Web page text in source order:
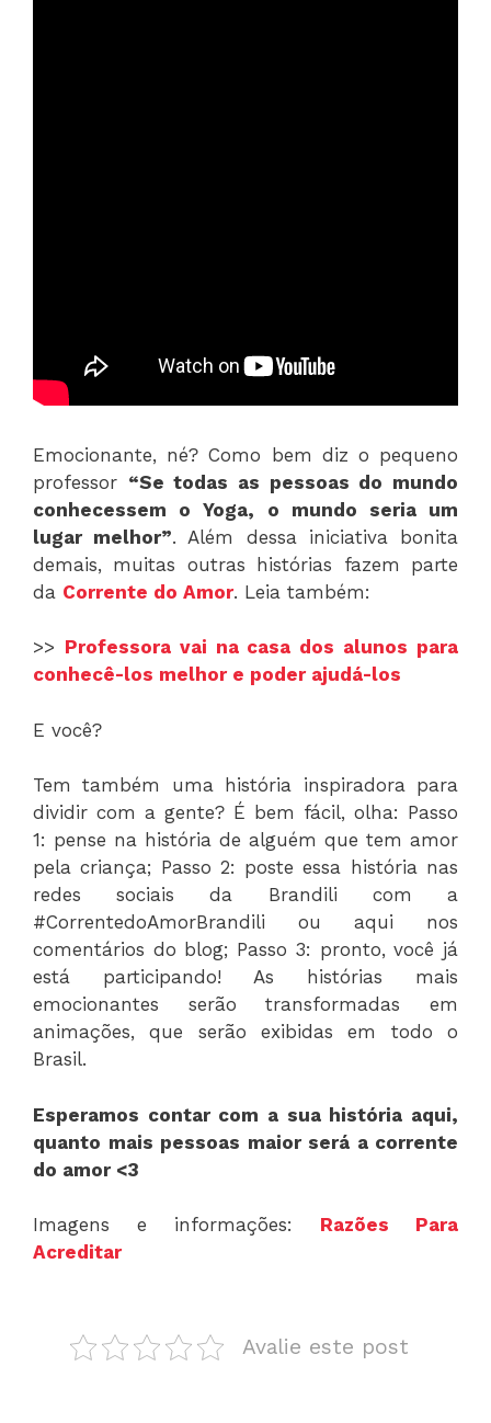
Emocionante, né? Como bem diz o pequeno
professor “Se todas as pessoas do mundo
conhecessem o Yoga, o mundo seria um
lugar melhor”. Além dessa iniciativa bonita
demais, muitas outras histórias fazem parte
da Corrente do Amor. Leia também:
>> Professora vai na casa dos alunos para
conhecê-los melhor e poder ajudá-los
E você?
Tem também uma história inspiradora para
dividir com a gente? É bem fácil, olha: Passo
1: pense na história de alguém que tem amor
pela criança; Passo 2: poste essa história nas
redes sociais da Brandili com a
#CorrentedoAmorBrandili ou aqui nos
comentários do blog; Passo 3: pronto, você já
está participando! As histórias mais
emocionantes serão transformadas em
animações, que serão exibidas em todo o
Brasil.
Esperamos contar com a sua história aqui,
quanto mais pessoas maior será a corrente
do amor <3
Imagens e informações: Razões Para
Acreditar
Avalie este post